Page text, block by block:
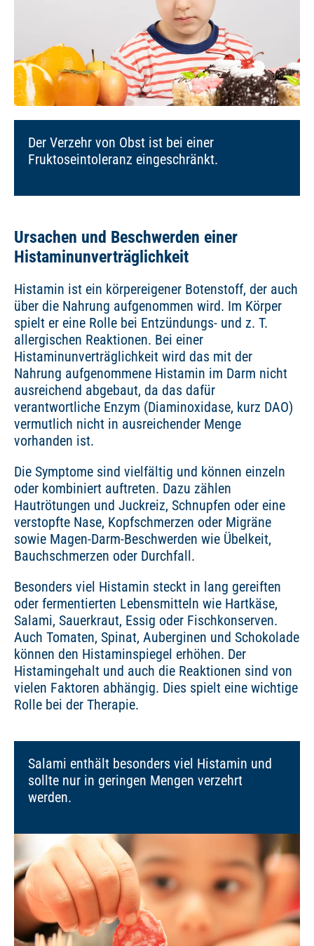
Der Verzehr von Obst ist bei einer
Fruktoseintoleranz eingeschränkt.
Ursachen und Beschwerden einer
Histaminunverträglichkeit
Histamin ist ein körpereigener Botenstoff, der auch
über die Nahrung aufgenommen wird. Im Körper
spielt er eine Rolle bei Entzündungs- und z. T.
allergischen Reaktionen. Bei einer
Histaminunverträglichkeit wird das mit der
Nahrung aufgenommene Histamin im Darm nicht
ausreichend abgebaut, da das dafür
verantwortliche Enzym (Diaminoxidase, kurz DAO)
vermutlich nicht in ausreichender Menge
vorhanden ist.
Die Symptome sind vielfältig und können einzeln
oder kombiniert auftreten. Dazu zählen
Hautrötungen und Juckreiz, Schnupfen oder eine
verstopfte Nase, Kopfschmerzen oder Migräne
sowie Magen-Darm-Beschwerden wie Übelkeit,
Bauchschmerzen oder Durchfall.
Besonders viel Histamin steckt in lang gereiften
oder fermentierten Lebensmitteln wie Hartkäse,
Salami, Sauerkraut, Essig oder Fischkonserven.
Auch Tomaten, Spinat, Auberginen und Schokolade
können den Histaminspiegel erhöhen. Der
Histamingehalt und auch die Reaktionen sind von
vielen Faktoren abhängig. Dies spielt eine wichtige
Rolle bei der Therapie.
Salami enthält besonders viel Histamin und
sollte nur in geringen Mengen verzehrt
werden.